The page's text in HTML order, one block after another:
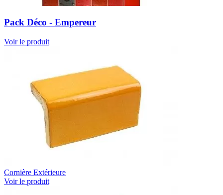
Pack Déco - Empereur
Voir le produit
Cornière Extérieure
Voir le produit